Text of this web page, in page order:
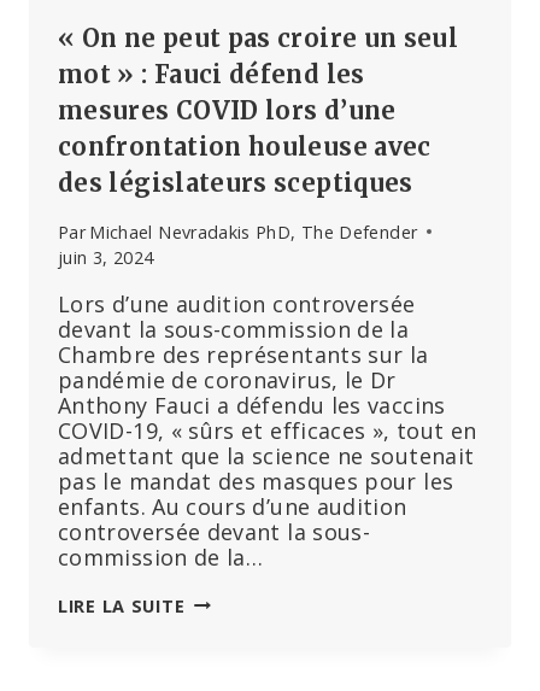
« On ne peut pas croire un seul
mot » : Fauci défend les
mesures COVID lors d’une
confrontation houleuse avec
des législateurs sceptiques
Par Michael Nevradakis PhD, The Defender
juin 3, 2024
Lors d’une audition controversée
devant la sous-commission de la
Chambre des représentants sur la
pandémie de coronavirus, le Dr
Anthony Fauci a défendu les vaccins
COVID-19, « sûrs et efficaces », tout en
admettant que la science ne soutenait
pas le mandat des masques pour les
enfants. Au cours d’une audition
controversée devant la sous-
commission de la…
LIRE LA SUITE « ON